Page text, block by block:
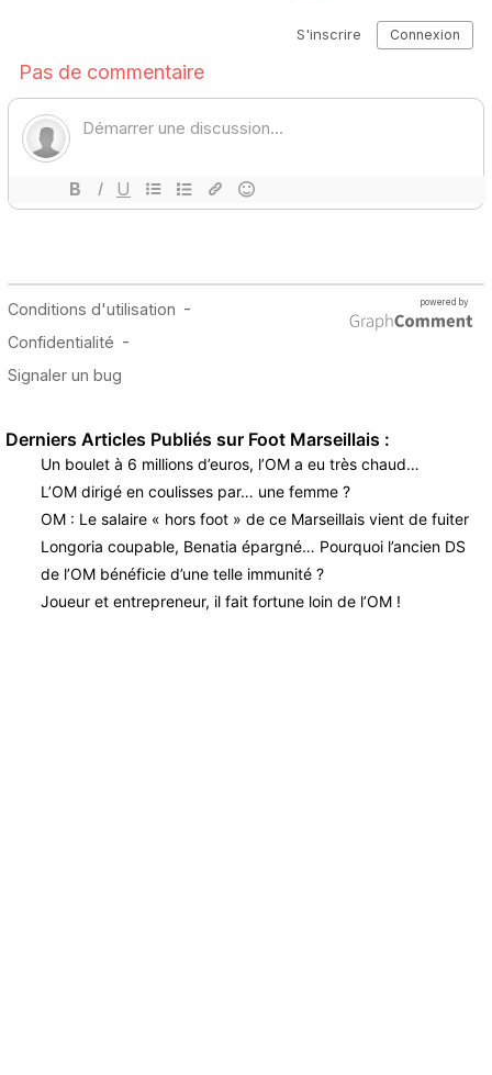
Derniers Articles Publiés sur Foot Marseillais :
Un boulet à 6 millions d’euros, l’OM a eu très chaud…
L’OM dirigé en coulisses par… une femme ?
OM : Le salaire « hors foot » de ce Marseillais vient de fuiter
Longoria coupable, Benatia épargné… Pourquoi l’ancien DS
de l’OM bénéficie d’une telle immunité ?
Joueur et entrepreneur, il fait fortune loin de l’OM !